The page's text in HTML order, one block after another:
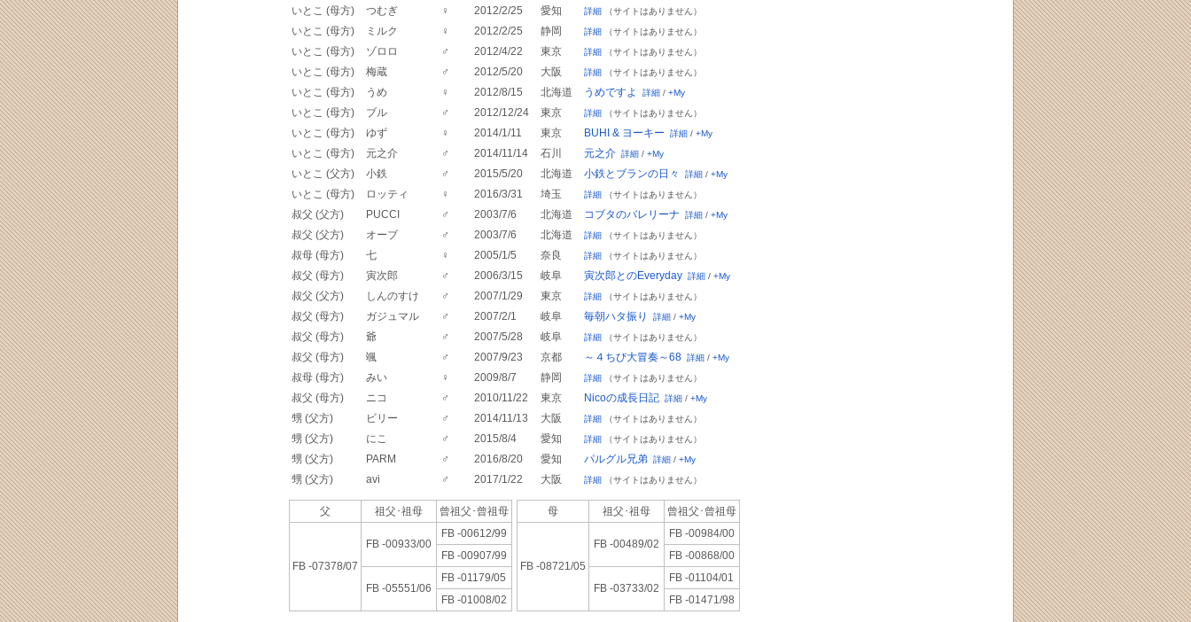
いとこ (母方) つむぎ ♀ 2012/2/25 愛知 詳細（サイトはありません）
いとこ (母方) ミルク ♀ 2012/2/25 静岡 詳細（サイトはありません）
いとこ (母方) ゾロロ ♂ 2012/4/22 東京 詳細（サイトはありません）
いとこ (母方) 梅蔵 ♂ 2012/5/20 大阪 詳細（サイトはありません）
いとこ (母方) うめ ♀ 2012/8/15 北海道 うめですよ 詳細/ +My
いとこ (母方) ブル ♂ 2012/12/24 東京 詳細（サイトはありません）
いとこ (母方) ゆず ♀ 2014/1/11 東京 BUHI & ヨーキー 詳細/ +My
いとこ (母方) 元之介 ♂ 2014/11/14 石川 元之介 詳細/ +My
いとこ (父方) 小鉄 ♂ 2015/5/20 北海道 小鉄とブランの日々 詳細/ +My
いとこ (母方) ロッティ ♀ 2016/3/31 埼玉 詳細（サイトはありません）
叔父 (父方) PUCCI ♂ 2003/7/6 北海道 コブタのバレリーナ 詳細/ +My
叔父 (父方) オーブ ♂ 2003/7/6 北海道 詳細（サイトはありません）
叔母 (母方) 七 ♀ 2005/1/5 奈良 詳細（サイトはありません）
叔父 (母方) 寅次郎 ♂ 2006/3/15 岐阜 寅次郎とのEveryday 詳細/ +My
叔父 (父方) しんのすけ ♂ 2007/1/29 東京 詳細（サイトはありません）
叔父 (母方) ガジュマル ♂ 2007/2/1 岐阜 毎朝ハタ振り 詳細/ +My
叔父 (母方) 爺 ♂ 2007/5/28 岐阜 詳細（サイトはありません）
叔父 (母方) 颯 ♂ 2007/9/23 京都 ～４ちび大冒奏～68 詳細/ +My
叔母 (母方) みい ♀ 2009/8/7 静岡 詳細（サイトはありません）
叔父 (母方) ニコ ♂ 2010/11/22 東京 Nicoの成長日記 詳細/ +My
甥 (父方) ビリー ♂ 2014/11/13 大阪 詳細（サイトはありません）
甥 (父方) にこ ♂ 2015/8/4 愛知 詳細（サイトはありません）
甥 (父方) PARM ♂ 2016/8/20 愛知 パルグル兄弟 詳細/ +My
甥 (父方) avi ♂ 2017/1/22 大阪 詳細（サイトはありません）
父 祖父･祖母 曾祖父･ 曾祖母
FB -07378/07
FB -00933/00
FB -00612/99
FB -00907/99
FB -05551/06
FB -01179/05
FB -01008/02
母 祖父･祖母 曾祖父･ 曾祖母
FB -08721/05
FB -00489/02
FB -00984/00
FB -00868/00
FB -03733/02
FB -01104/01
FB -01471/98